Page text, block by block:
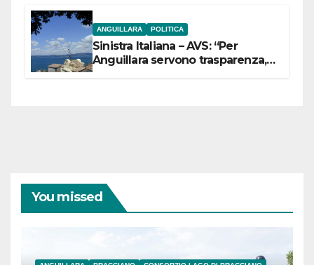
ANGUILLARA POLITICA
Sinistra Italiana – AVS: “Per
Anguillara servono trasparenza,
You missed